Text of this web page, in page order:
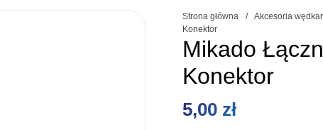
Strona główna /
Akcesoria
Konektor
Mikado
Konektor
5,00 zł